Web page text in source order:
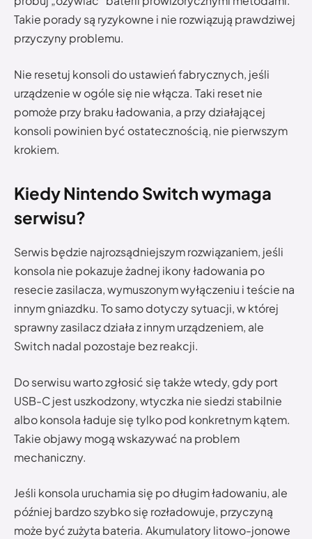
Takie porady są ryzykowne i nie rozwiązują prawdziwej
przyczyny problemu.
Nie resetuj konsoli do ustawień fabrycznych, jeśli
urządzenie w ogóle się nie włącza. Taki reset nie
pomoże przy braku ładowania, a przy działającej
konsoli powinien być ostatecznością, nie pierwszym
krokiem.
Kiedy Nintendo Switch wymaga
serwisu?
Serwis będzie najrozsądniejszym rozwiązaniem, jeśli
konsola nie pokazuje żadnej ikony ładowania po
resecie zasilacza, wymuszonym wyłączeniu i teście na
innym gniazdku. To samo dotyczy sytuacji, w której
sprawny zasilacz działa z innym urządzeniem, ale
Switch nadal pozostaje bez reakcji.
Do serwisu warto zgłosić się także wtedy, gdy port
USB-C jest uszkodzony, wtyczka nie siedzi stabilnie
albo konsola ładuje się tylko pod konkretnym kątem.
Takie objawy mogą wskazywać na problem
mechaniczny.
Jeśli konsola uruchamia się po długim ładowaniu, ale
później bardzo szybko się rozładowuje, przyczyną
może być zużyta bateria. Akumulatory litowo-jonowe